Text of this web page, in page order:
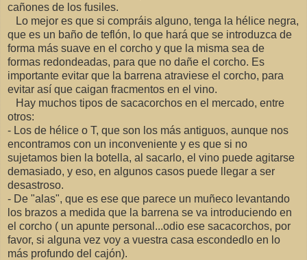
cañones de los fusiles.
Lo mejor es que si compráis alguno, tenga la hélice negra,
que es un baño de teflón, lo que hará que se introduzca de
forma más suave en el corcho y que la misma sea de
formas redondeadas, para que no dañe el corcho. Es
importante evitar que la barrena atraviese el corcho, para
evitar así que caigan fracmentos en el vino.
Hay muchos tipos de sacacorchos en el mercado, entre
otros:
- Los de hélice o T, que son los más antiguos, aunque nos
encontramos con un inconveniente y es que si no
sujetamos bien la botella, al sacarlo, el vino puede agitarse
demasiado, y eso, en algunos casos puede llegar a ser
desastroso.
- De "alas", que es ese que parece un muñeco levantando
los brazos a medida que la barrena se va introduciendo en
el corcho ( un apunte personal...odio ese sacacorchos, por
favor, si alguna vez voy a vuestra casa escondedlo en lo
más profundo del cajón).